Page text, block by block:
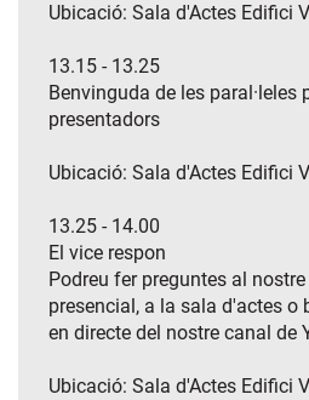
Ubicació: Sala d'Actes Edifici
13.15 - 13.25
Benvinguda de les paral·leles
presentadors
Ubicació: Sala d'Actes Edifici
13.25 - 14.00
El vice respon
Podreu fer preguntes al
presencial, a la sala d'actes o
en directe del nostre canal de
Ubicació: Sala d'Actes Edifici